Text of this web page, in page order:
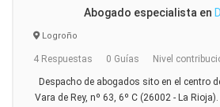
Abogado especialista en
Logroño
4 Respuestas 0 Guías Nivel
Despacho de abogados sito en el centro
Vara de Rey, nº 63, 6º C (26002 - La